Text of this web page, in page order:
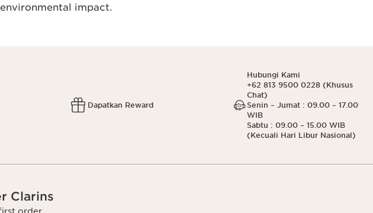
impact.
Dapatkan Reward
Hubungi Kami
+62 813 9500 0228 (Khusus
Chat)
Senin – Jumat : 09.00 – 17.00
WIB
Sabtu : 09.00 – 15.00 WIB
(Kecuali Hari Libur Nasional)
Clarins